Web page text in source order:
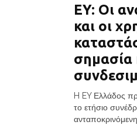
EY: Οι
και οι
σημασία
H EY Ελλάδος
το ετήσιο